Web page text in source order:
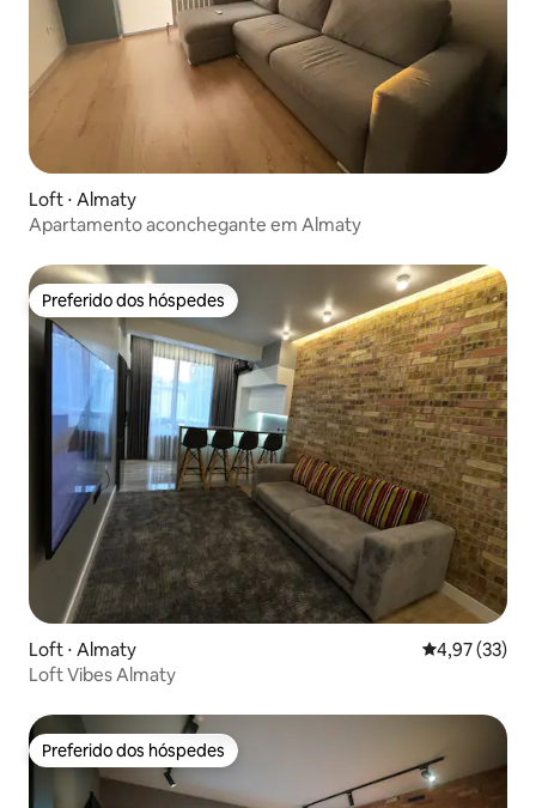
Loft ⋅ Almaty
Apartamento aconchegante em Almaty
Preferido dos hóspedes
Preferido dos hóspedes
Loft ⋅ Almaty 4,97 de uma
4,97 (33)
Loft Vibes Almaty
Preferido dos hóspedes
Preferido dos hóspedes